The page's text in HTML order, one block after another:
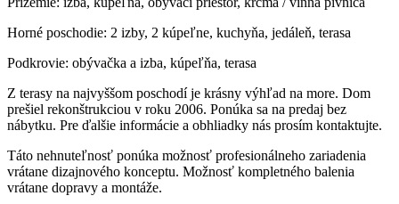
Horné poschodie: 2 izby, 2 kúpeľne, kuchyňa, jedáleň, terasa
Podkrovie: obývačka a izba, kúpeľňa, terasa
Z terasy na najvyššom poschodí je krásny výhľad na more. Dom
prešiel rekonštrukciou v roku 2006. Ponúka sa na predaj bez
nábytku. Pre ďalšie informácie a obhliadky nás prosím kontaktujte.
Táto nehnuteľnosť ponúka možnosť profesionálneho zariadenia
vrátane dizajnového konceptu. Možnosť kompletného balenia
vrátane dopravy a montáže.